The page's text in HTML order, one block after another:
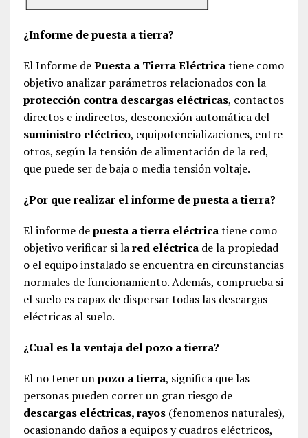
¿Informe de puesta a tierra?
El Informe dePuesta a Tierra Eléctricatiene como
objetivo analizar parámetros relacionados con la
protección contra descargas eléctricas, contactos
directos e indirectos, desconexión automática del
suministro eléctrico, equipotencializaciones, entre
otros, según la tensión de alimentación de la red,
que puede ser de baja o media tensión voltaje.
¿Por que realizar el informe de puesta a tierra?
El informe depuesta a tierra eléctricatiene como
objetivo verificar si lared eléctricade la propiedad
o el equipo instalado se encuentra en circunstancias
normales de funcionamiento. Además, comprueba si
el suelo es capaz de dispersar todas las descargas
eléctricas al suelo.
¿Cual es la ventaja del pozo a tierra?
El no tener unpozo a tierra, significa que las
personas pueden correr un gran riesgo de
descargas eléctricas, rayos(fenomenos naturales),
ocasionando daños a equipos y cuadros eléctricos,